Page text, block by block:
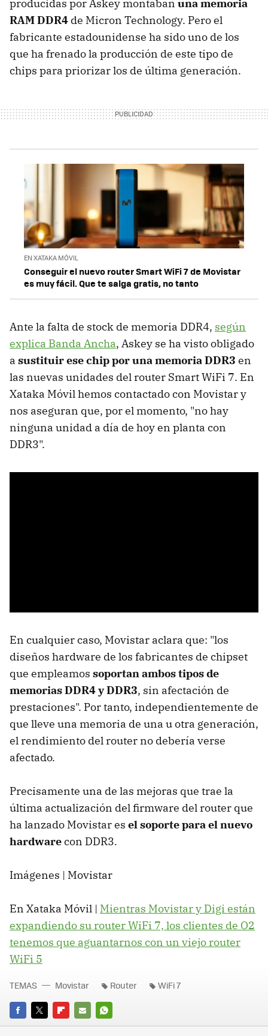
producidas por Askey montaban una memoria
RAM DDR4 de Micron Technology. Pero el
fabricante estadounidense ha sido uno de los
que ha frenado la producción de este tipo de
chips para priorizar los de última generación.
EN XATAKA MÓVIL
Conseguir el nuevo router Smart WiFi 7 de Movistar
es muy fácil. Que te salga gratis, no tanto
Ante la falta de stock de memoria DDR4, según
explica Banda Ancha, Askey se ha visto obligado
a sustituir ese chip por una memoria DDR3 en
las nuevas unidades del router Smart WiFi 7. En
Xataka Móvil hemos contactado con Movistar y
nos aseguran que, por el momento, "no hay
ninguna unidad a día de hoy en planta con
DDR3".
En cualquier caso, Movistar aclara que: "los
diseños hardware de los fabricantes de chipset
que empleamos soportan ambos tipos de
memorias DDR4 y DDR3, sin afectación de
prestaciones". Por tanto, independientemente de
que lleve una memoria de una u otra generación,
el rendimiento del router no debería verse
afectado.
Precisamente una de las mejoras que trae la
última actualización del firmware del router que
ha lanzado Movistar es el soporte para el nuevo
hardwarecon DDR3.
Imágenes | Movistar
En Xataka Móvil | Mientras Movistar y Digi están
expandiendo su router WiFi 7, los clientes de O2
tenemos que aguantarnos con un viejo router
WiFi 5
FACEBOOK
TWITTERFLIPBOARD
E-
WHATSAPP
TEMAS Movistar Router WiFi 7